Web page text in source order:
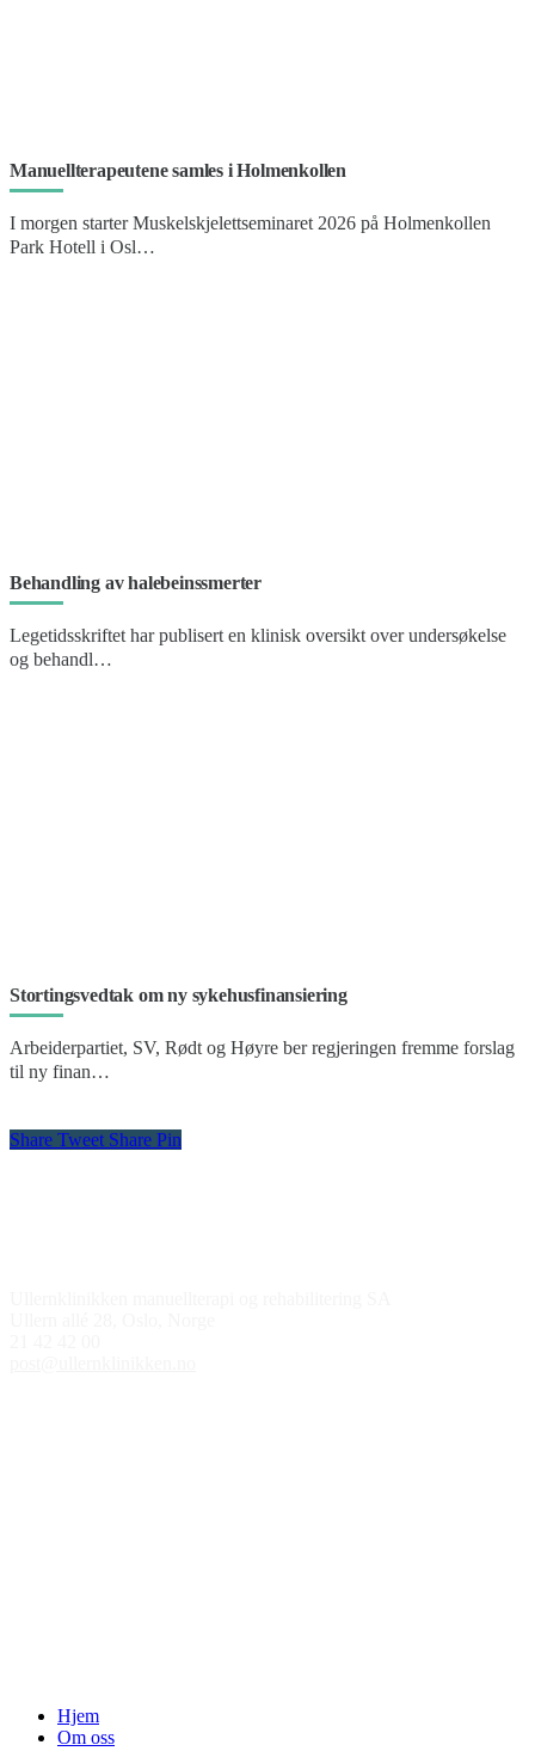
Manuellterapeutene samles i Holmenkollen
I morgen starter Muskelskjelettseminaret 2026 på Holmenkollen
Park Hotell i Osl…
Behandling av halebeinssmerter
Legetidsskriftet har publisert en klinisk oversikt over undersøkelse
og behandl…
Stortingsvedtak om ny sykehusfinansiering
Arbeiderpartiet, SV, Rødt og Høyre ber regjeringen fremme forslag
til ny finan…
Share Tweet Share Pin
Hjem
Om oss